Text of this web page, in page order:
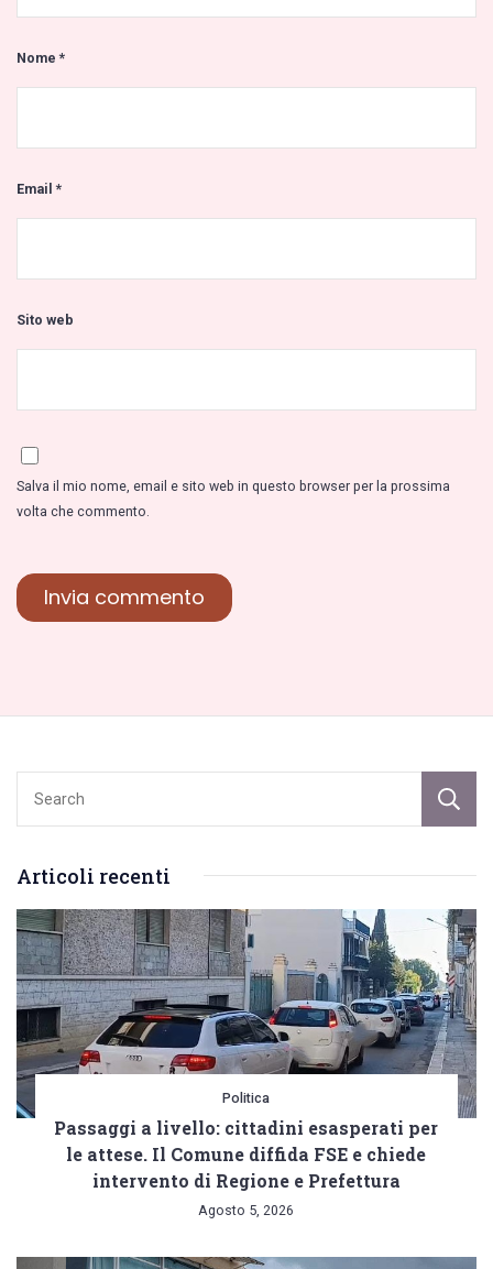
Nome*
Email*
Sito web
Salva il mio nome, email e sito web in questo browser per la prossima
volta che commento.
Articoli recenti
Politica
Passaggi a livello: cittadini esasperati per
le attese. Il Comune diffida FSE e chiede
intervento di Regione e Prefettura
Agosto 5, 2026